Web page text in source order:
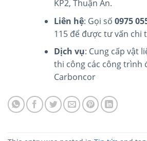
KP2, Thuận An.
Liên hệ: Gọi số 0975
115 để được tư vấn chi
Dịch vụ: Cung cấp vật
thi công các công trình
Carboncor​